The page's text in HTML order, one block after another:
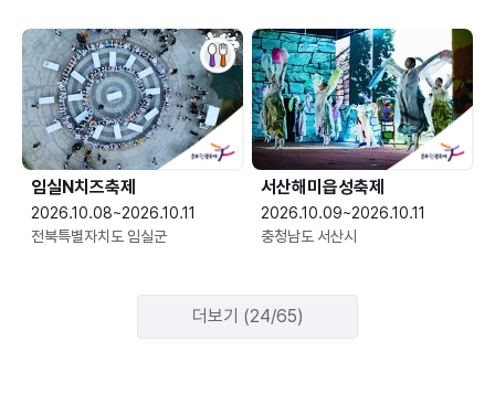
임실N치즈축제
2026.10.08~2026.10.11
전북특별자치도 임실군
서산해미읍성축제
2026.10.09~2026.10.11
충청남도 서산시
더보기 (24/65)